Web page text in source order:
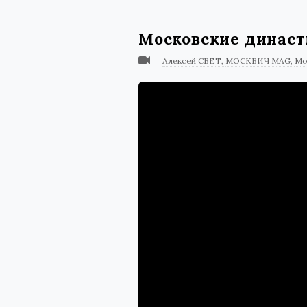
Московские
Алексей СВЕТ МОСКВИЧ MAG